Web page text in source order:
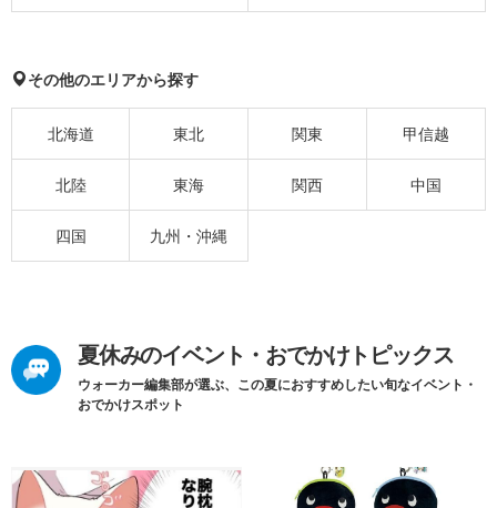
その他のエリアから探す
北海道 東北 関東 甲信越
北陸 東海 関西 中国
四国 九州・沖縄
夏休みのイベント・おでかけトピックス
ウォーカー編集部が選ぶ、この夏におすすめしたい旬なイベント・
おでかけスポット